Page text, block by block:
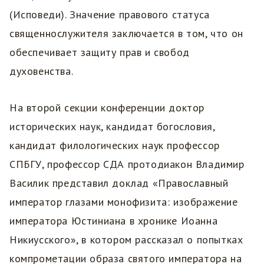
(Исповеди). Значение правового статуса
священнослужителя заключается в том, что он
обеспечивает защиту прав и свобод
духовенства.
На второй секции конференции доктор
исторических наук, кандидат богословия,
кандидат филологических наук профессор
СПБГУ, профессор СДА протодиакон​ Владимир
Василик представил доклад «Православный
император глазами монофизита: изображение
императора Юстиниана в хронике Иоанна
Никиусского», в котором рассказал о попытках
компрометации образа святого императора на